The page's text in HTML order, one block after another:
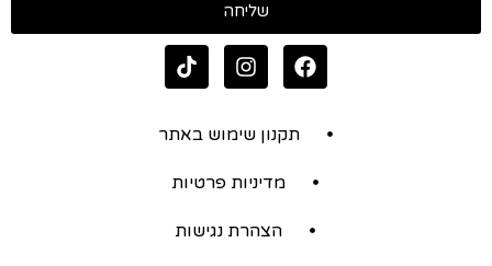
שליחה
תקנון שימוש באתר
מדיניות פרטיות
הצהרת נגישות